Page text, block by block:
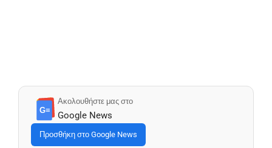
G≡
Ακολουθήστε μας στο
Google News
Προσθήκη στο Google News